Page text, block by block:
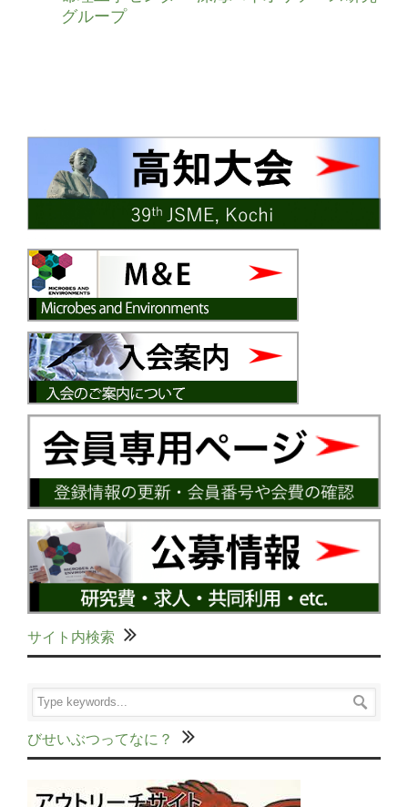
グループ
サイト内検索
びせいぶつってなに？